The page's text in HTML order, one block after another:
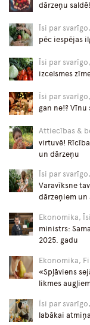
dārzeņu
Īsi par
pēc iespējas
Īsi par
izcelsmes
Īsi par
gan ne!?
Attiecības &
virtuvē!
un dārzeņu
Īsi par
Varavīksne
dārzeņiem un
Ekonomika,
ministrs:
2025. gadu
Ekonomika,
«Spļāviens
likmes
Īsi par
labākai